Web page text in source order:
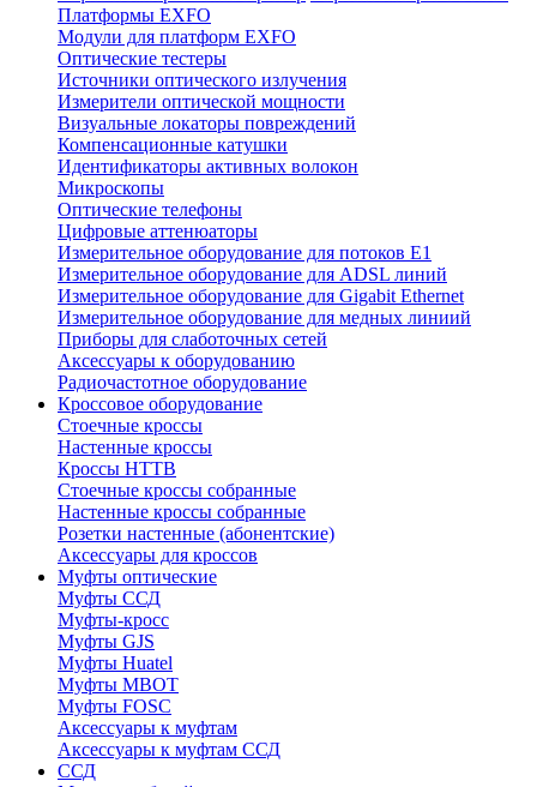
Платформы EXFO
Модули для платформ EXFO
Оптические тестеры
Источники оптического излучения
Измерители оптической мощности
Визуальные локаторы повреждений
Компенсационные катушки
Идентификаторы активных волокон
Микроскопы
Оптические телефоны
Цифровые аттенюаторы
Измерительное оборудование для потоков Е1
Измерительное оборудование для ADSL линий
Измерительное оборудование для Gigabit Ethernet
Измерительное оборудование для медных линиий
Приборы для слаботочных сетей
Аксессуары к оборудованию
Радиочастотное оборудование
Кроссовое оборудование
Стоечные кроссы
Настенные кроссы
Кроссы HTTB
Стоечные кроссы собранные
Настенные кроссы собранные
Розетки настенные (абонентские)
Аксессуары для кроссов
Муфты оптические
Муфты ССД
Муфты-кросс
Муфты GJS
Муфты Huatel
Муфты МВОТ
Муфты FOSC
Аксессуары к муфтам
Аксессуары к муфтам ССД
ССД